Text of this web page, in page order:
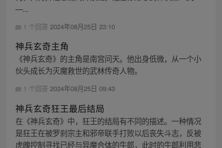
—...
1 个回答 2024年08月25日 23:10
神兵玄奇主角
《神兵玄奇》的主角是南宫问天。他出身低微，从一个小
伙头成长为灭魔救世的武林传奇人物。
1 个回答 2024年08月25日 09:43
神兵玄奇狂王最后结局
在《神兵玄奇》中，狂王的结局有不同的描述。一种情况
是狂王在被罗刹宗主和邪帝联手打败以后丧失斗志，反被
虎魄控制寻找已经与异魔合体的牛郎，此时的牛郎利用悲